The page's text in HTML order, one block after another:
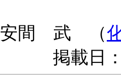
安間 武 （
掲載日